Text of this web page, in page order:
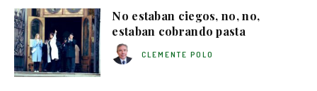
No estaban ciegos, no, no,
estaban cobrando pasta
CLEMENTE POLO